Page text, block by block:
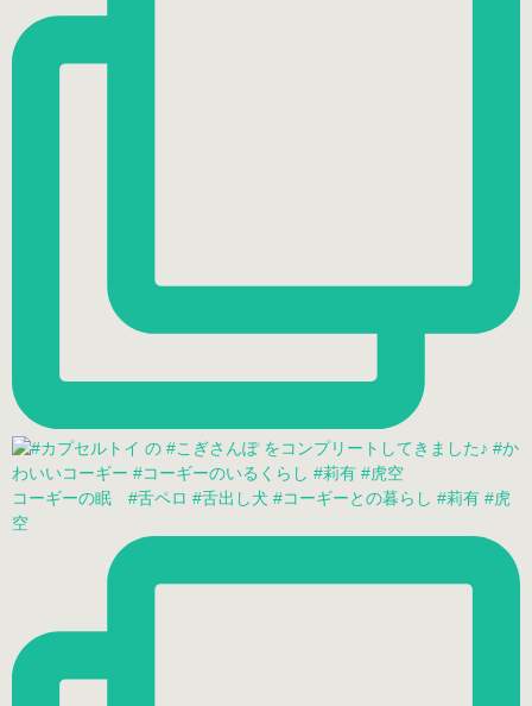
コーギーの眠 #舌ペロ #舌出し犬 #コーギーとの暮らし #莉有 #虎
空